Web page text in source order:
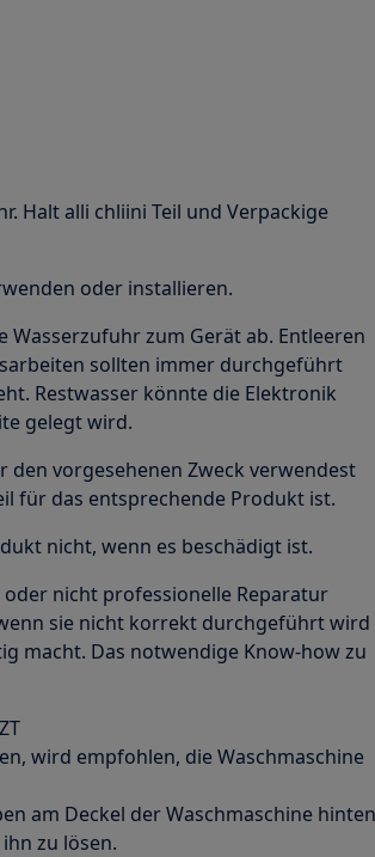
Halt alli chliini Teil und Verpackige
oder installieren.
zum Gerät ab. Entleeren
sollten immer durchgeführt
Restwasser könnte die Elektronik
gelegt wird.
den vorgesehenen Zweck verwendest
für das entsprechende Produkt ist.
nicht, wenn es beschädigt ist.
nicht professionelle Reparatur
sie nicht korrekt durchgeführt wird
macht. Das notwendige Know-how zu
wird empfohlen, die Waschmaschine
am Deckel der Waschmaschine hinten
zu lösen.